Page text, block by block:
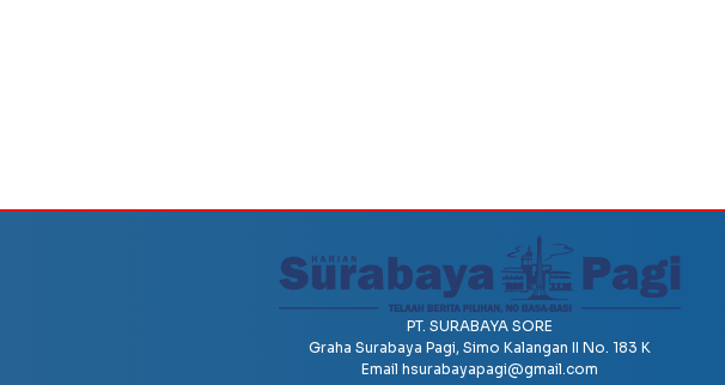
PT. SURABAYA SORE
Graha Surabaya Pagi, Simo Kalangan II No. 183 K
Email hsurabayapagi@gmail.com